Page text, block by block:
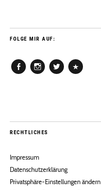
FOLGE MIR AUF:
RECHTLICHES
Impressum
Datenschutzerklärung
Privatsphäre-Einstellungen ändern